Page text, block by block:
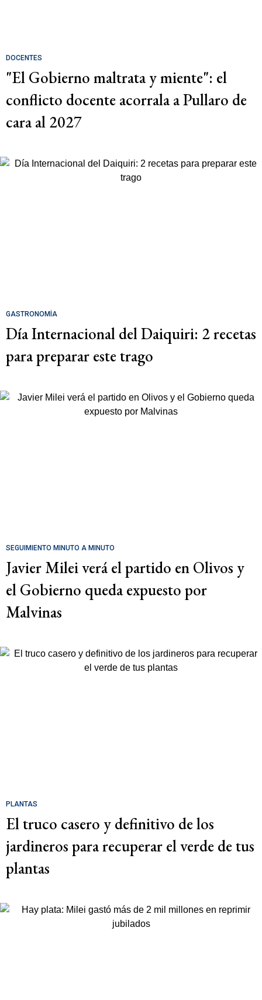
DOCENTES
"El Gobierno maltrata y miente": el
conflicto docente acorrala a Pullaro de
cara al 2027
GASTRONOMÍA
Día Internacional del Daiquiri: 2 recetas
para preparar este trago
SEGUIMIENTO MINUTO A MINUTO
Javier Milei verá el partido en Olivos y
el Gobierno queda expuesto por
Malvinas
PLANTAS
El truco casero y definitivo de los
jardineros para recuperar el verde de tus
plantas